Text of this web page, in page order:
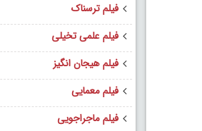
فیلم ترسناک
فیلم علمی تخیلی
فیلم هیجان انگیز
فیلم معمایی
فیلم ماجراجویی